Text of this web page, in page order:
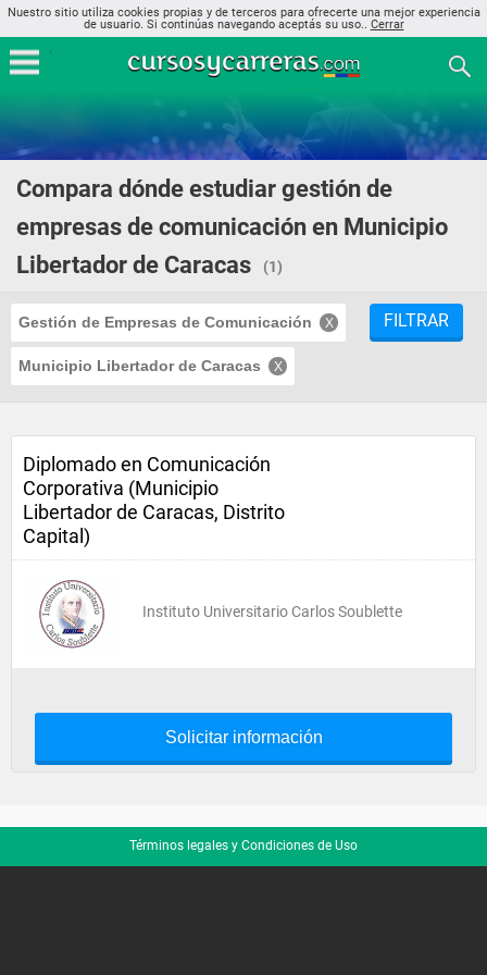
Nuestro sitio utiliza cookies propias y de terceros para ofrecerte una mejor experiencia
de usuario. Si continúas navegando aceptás su uso.. Cerrar
Compara dónde estudiar gestión de
empresas de comunicación en Municipio
Libertador de Caracas
(1)
Gestión de Empresas de Comunicación
Municipio Libertador de Caracas
FILTRAR
Diplomado en Comunicación
Corporativa (Municipio
Libertador de Caracas, Distrito
Capital)
Instituto Universitario Carlos Soublette
Solicitar información
Términos legales y Condiciones de Uso